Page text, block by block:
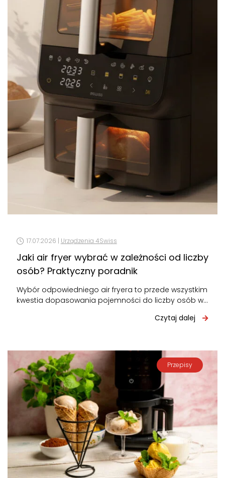
17.07.2026 | Urządzenia 4Swiss
Jaki air fryer wybrać w zależności od liczby
osób? Praktyczny poradnik
Wybór odpowiedniego air fryera to przede wszystkim
kwestia dopasowania pojemności do liczby osób w
Czytaj dalej
Przepisy